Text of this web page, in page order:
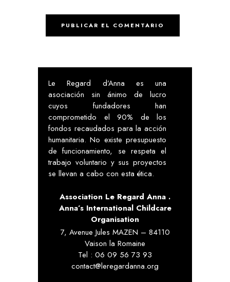
Le Regard d’Anna es una
asociación sin ánimo de lucro
cuyos fundadores han
comprometido el 90% de los
fondos recaudados para la acción
humanitaria. No existe presupuesto
de funcionamiento, se respeta el
trabajo voluntario y sus proyectos
se llevan a cabo con esta ética.
Association Le Regard Anna .
Anna’s International Childcare
Organisation
7, Avenue Jules MAZEN – 84110
Vaison la Romaine
Tel : 06 09 56 73 93
contact@leregardanna.org